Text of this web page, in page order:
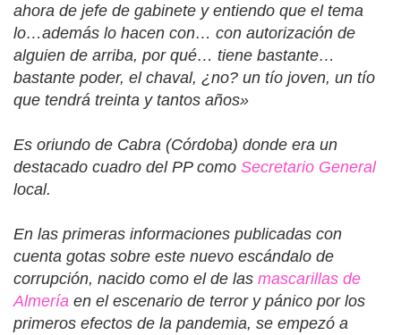
ahora de jefe de gabinete y entiendo que el tema
lo…además lo hacen con… con autorización de
alguien de arriba, por qué… tiene bastante…
bastante poder, el chaval, ¿no? un tío joven, un tío
que tendrá treinta y tantos años»
Es oriundo de Cabra (Córdoba) donde era un
destacado cuadro del PP como Secretario General
local.
En las primeras informaciones publicadas con
cuenta gotas sobre este nuevo escándalo de
corrupción, nacido como el de las mascarillas de
Almería en el escenario de terror y pánico por los
primeros efectos de la pandemia, se empezó a